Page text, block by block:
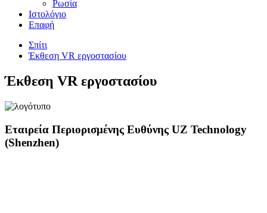
Ρωσία
Ιστολόγιο
Επαφή
Σπίτι
Έκθεση VR εργοστασίου
Έκθεση VR εργοστασίου
Εταιρεία Περιορισμένης Ευθύνης UZ Technology
(Shenzhen)